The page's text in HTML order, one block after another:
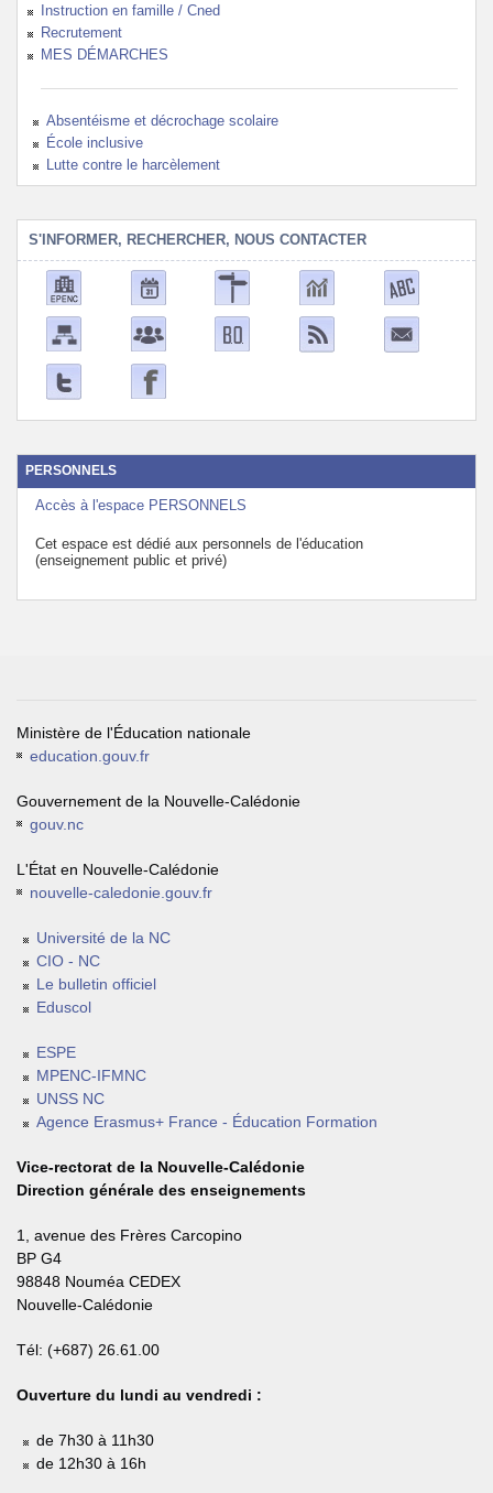
Instruction en famille / Cned
Recrutement
MES DÉMARCHES
Absentéisme et décrochage scolaire
École inclusive
Lutte contre le harcèlement
S'INFORMER, RECHERCHER, NOUS CONTACTER
PERSONNELS
Accès à l'espace PERSONNELS
Cet espace est dédié aux personnels de l'éducation
(enseignement public et privé)
Ministère de l'Éducation nationale
education.gouv.fr
Gouvernement de la Nouvelle-Calédonie
gouv.nc
L'État en Nouvelle-Calédonie
nouvelle-caledonie.gouv.fr
Université de la NC
CIO - NC
Le bulletin officiel
Eduscol
ESPE
MPENC-IFMNC
UNSS NC
Agence Erasmus+ France - Éducation Formation
Vice-rectorat de la Nouvelle-Calédonie
Direction générale des enseignements
1, avenue des Frères Carcopino
BP G4
98848 Nouméa CEDEX
Nouvelle-Calédonie
Tél: (+687) 26.61.00
Ouverture du lundi au vendredi :
de 7h30 à 11h30
de 12h30 à 16h